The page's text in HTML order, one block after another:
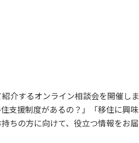
介するオンライン相談会を開催しま
支援制度があるの？」「移住に興味
ちの方に向けて、役立つ情報をお届